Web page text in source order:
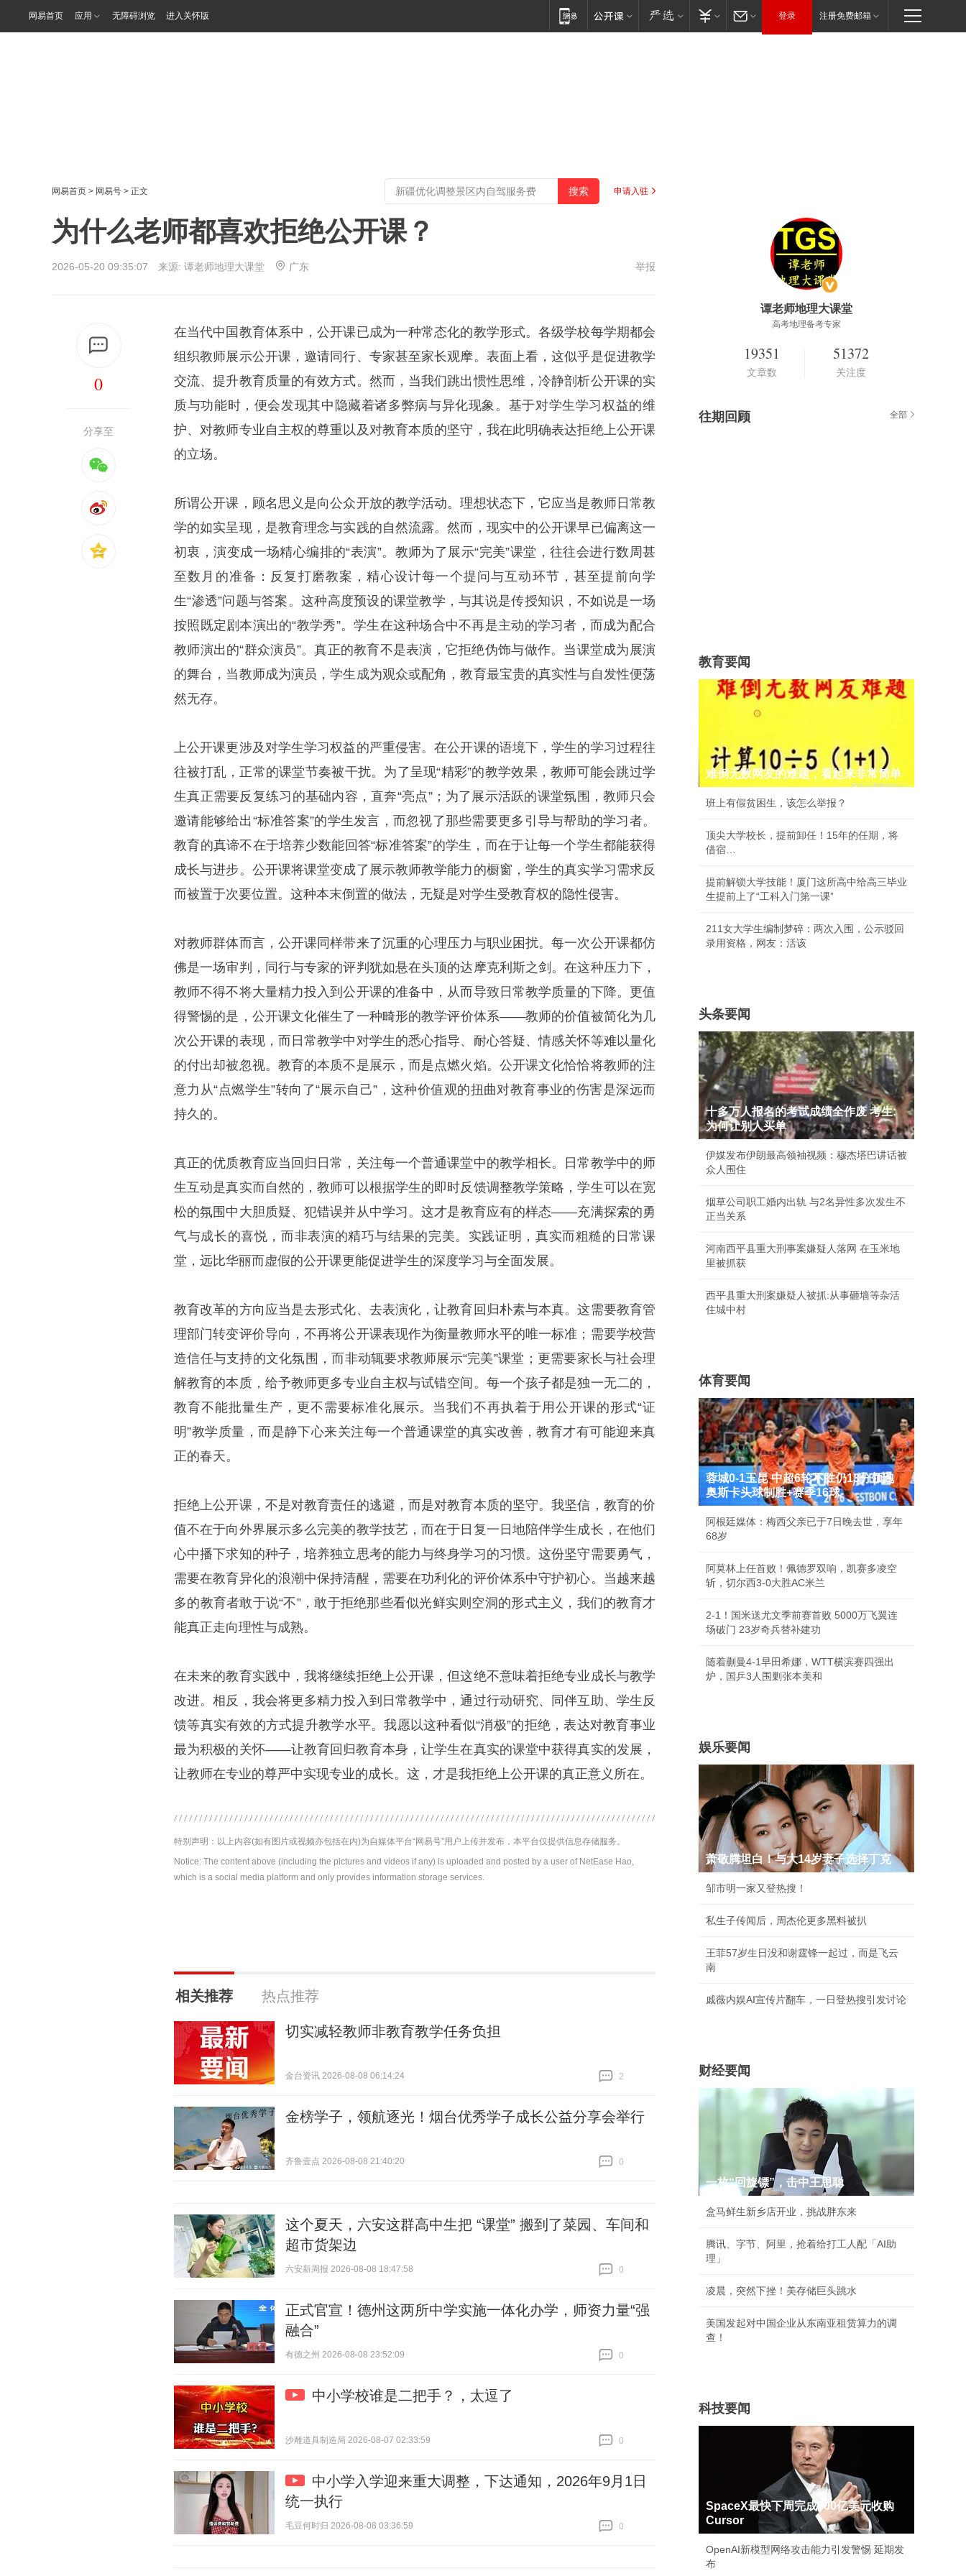
网易首页 应用 无障碍浏览 进入关怀版 登录 注册免费邮箱
网易首页 > 网易号 > 正文 申请入驻
为什么老师都喜欢拒绝公开课？
2026-05-20 09:35:07 来源: 谭老师地理大课堂 广东 举报
0
分享至
在当代中国教育体系中，公开课已成为一种常态化的教学形式。各级学校每学期都会
组织教师展示公开课，邀请同行、专家甚至家长观摩。表面上看，这似乎是促进教学
交流、提升教育质量的有效方式。然而，当我们跳出惯性思维，冷静剖析公开课的实
质与功能时，便会发现其中隐藏着诸多弊病与异化现象。基于对学生学习权益的维
护、对教师专业自主权的尊重以及对教育本质的坚守，我在此明确表达拒绝上公开课
的立场。
所谓公开课，顾名思义是向公众开放的教学活动。理想状态下，它应当是教师日常教
学的如实呈现，是教育理念与实践的自然流露。然而，现实中的公开课早已偏离这一
初衷，演变成一场精心编排的“表演”。教师为了展示“完美”课堂，往往会进行数周甚
至数月的准备：反复打磨教案，精心设计每一个提问与互动环节，甚至提前向学
生“渗透”问题与答案。这种高度预设的课堂教学，与其说是传授知识，不如说是一场
按照既定剧本演出的“教学秀”。学生在这种场合中不再是主动的学习者，而成为配合
教师演出的“群众演员”。真正的教育不是表演，它拒绝伪饰与做作。当课堂成为展演
的舞台，当教师成为演员，学生成为观众或配角，教育最宝贵的真实性与自发性便荡
然无存。
上公开课更涉及对学生学习权益的严重侵害。在公开课的语境下，学生的学习过程往
往被打乱，正常的课堂节奏被干扰。为了呈现“精彩”的教学效果，教师可能会跳过学
生真正需要反复练习的基础内容，直奔“亮点”；为了展示活跃的课堂氛围，教师只会
邀请能够给出“标准答案”的学生发言，而忽视了那些需要更多引导与帮助的学习者。
教育的真谛不在于培养少数能回答“标准答案”的学生，而在于让每一个学生都能获得
成长与进步。公开课将课堂变成了展示教师教学能力的橱窗，学生的真实学习需求反
而被置于次要位置。这种本末倒置的做法，无疑是对学生受教育权的隐性侵害。
对教师群体而言，公开课同样带来了沉重的心理压力与职业困扰。每一次公开课都仿
佛是一场审判，同行与专家的评判犹如悬在头顶的达摩克利斯之剑。在这种压力下，
教师不得不将大量精力投入到公开课的准备中，从而导致日常教学质量的下降。更值
得警惕的是，公开课文化催生了一种畸形的教学评价体系——教师的价值被简化为几
次公开课的表现，而日常教学中对学生的悉心指导、耐心答疑、情感关怀等难以量化
的付出却被忽视。教育的本质不是展示，而是点燃火焰。公开课文化恰恰将教师的注
意力从“点燃学生”转向了“展示自己”，这种价值观的扭曲对教育事业的伤害是深远而
持久的。
真正的优质教育应当回归日常，关注每一个普通课堂中的教学相长。日常教学中的师
生互动是真实而自然的，教师可以根据学生的即时反馈调整教学策略，学生可以在宽
松的氛围中大胆质疑、犯错误并从中学习。这才是教育应有的样态——充满探索的勇
气与成长的喜悦，而非表演的精巧与结果的完美。实践证明，真实而粗糙的日常课
堂，远比华丽而虚假的公开课更能促进学生的深度学习与全面发展。
教育改革的方向应当是去形式化、去表演化，让教育回归朴素与本真。这需要教育管
理部门转变评价导向，不再将公开课表现作为衡量教师水平的唯一标准；需要学校营
造信任与支持的文化氛围，而非动辄要求教师展示“完美”课堂；更需要家长与社会理
解教育的本质，给予教师更多专业自主权与试错空间。每一个孩子都是独一无二的，
教育不能批量生产，更不需要标准化展示。当我们不再执着于用公开课的形式“证
明”教学质量，而是静下心来关注每一个普通课堂的真实改善，教育才有可能迎来真
正的春天。
拒绝上公开课，不是对教育责任的逃避，而是对教育本质的坚守。我坚信，教育的价
值不在于向外界展示多么完美的教学技艺，而在于日复一日地陪伴学生成长，在他们
心中播下求知的种子，培养独立思考的能力与终身学习的习惯。这份坚守需要勇气，
需要在教育异化的浪潮中保持清醒，需要在功利化的评价体系中守护初心。当越来越
多的教育者敢于说“不”，敢于拒绝那些看似光鲜实则空洞的形式主义，我们的教育才
能真正走向理性与成熟。
在未来的教育实践中，我将继续拒绝上公开课，但这绝不意味着拒绝专业成长与教学
改进。相反，我会将更多精力投入到日常教学中，通过行动研究、同伴互助、学生反
馈等真实有效的方式提升教学水平。我愿以这种看似“消极”的拒绝，表达对教育事业
最为积极的关怀——让教育回归教育本身，让学生在真实的课堂中获得真实的发展，
让教师在专业的尊严中实现专业的成长。这，才是我拒绝上公开课的真正意义所在。
特别声明：以上内容(如有图片或视频亦包括在内)为自媒体平台“网易号”用户上传并发布，本平台仅提供信息存储服务。
Notice: The content above (including the pictures and videos if any) is uploaded and posted by a user of NetEase Hao,
which is a social media platform and only provides information storage services.
相关推荐 热点推荐
切实减轻教师非教育教学任务负担
金台资讯 2026-08-08 06:14:24
2
金榜学子，领航逐光！烟台优秀学子成长公益分享会举行
齐鲁壹点 2026-08-08 21:40:20
0
这个夏天，六安这群高中生把 “课堂” 搬到了菜园、车间和
超市货架边
六安新周报 2026-08-08 18:47:58
0
正式官宣！德州这两所中学实施一体化办学，师资力量“强
融合”
有德之州 2026-08-08 23:52:09
0
中小学校谁是二把手？，太逗了
沙雕道具制造局 2026-08-07 02:33:59
0
中小学入学迎来重大调整，下达通知，2026年9月1日
统一执行
毛豆何时归 2026-08-08 03:36:59
0
谭老师地理大课堂
高考地理备考专家
19351
文章数
51372
关注度
往期回顾 全部
教育要闻
难倒无数网友的难题，看起来非常简单
班上有假贫困生，该怎么举报？
顶尖大学校长，提前卸任！15年的任期，将
借宿…
提前解锁大学技能！厦门这所高中给高三毕业
生提前上了“工科入门第一课”
211女大学生编制梦碎：两次入围，公示驳回
录用资格，网友：活该
头条要闻
十多万人报名的考试成绩全作废 考生:
为何让别人买单
伊媒发布伊朗最高领袖视频：穆杰塔巴讲话被
众人围住
烟草公司职工婚内出轨 与2名异性多次发生不
正当关系
河南西平县重大刑事案嫌疑人落网 在玉米地
里被抓获
西平县重大刑案嫌疑人被抓:从事砸墙等杂活
住城中村
体育要闻
蓉城0-1玉昆 中超6轮不胜仍13分领跑
奥斯卡头球制胜+赛季16球
阿根廷媒体：梅西父亲已于7日晚去世，享年
68岁
阿莫林上任首败！佩德罗双响，凯赛多凌空
斩，切尔西3-0大胜AC米兰
2-1！国米送尤文季前赛首败 5000万飞翼连
场破门 23岁奇兵替补建功
随着蒯曼4-1早田希娜，WTT横滨赛四强出
炉，国乒3人围剿张本美和
娱乐要闻
萧敬腾坦白！与大14岁妻子选择丁克
邹市明一家又登热搜！
私生子传闻后，周杰伦更多黑料被扒
王菲57岁生日没和谢霆锋一起过，而是飞云
南
戚薇内娱AI宣传片翻车，一日登热搜引发讨论
财经要闻
一枚“回旋镖”，击中王思聪
盒马鲜生新乡店开业，挑战胖东来
腾讯、字节、阿里，抢着给打工人配「AI助
理」
凌晨，突然下挫！美存储巨头跳水
美国发起对中国企业从东南亚租赁算力的调
查！
科技要闻
SpaceX最快下周完成600亿美元收购
Cursor
OpenAI新模型网络攻击能力引发警惕 延期发
布